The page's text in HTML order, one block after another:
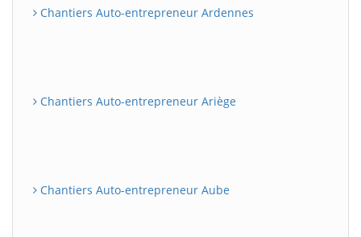
Chantiers Auto-entrepreneur Ardennes
Chantiers Auto-entrepreneur Ariège
Chantiers Auto-entrepreneur Aube